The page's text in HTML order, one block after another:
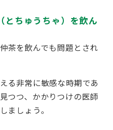
とちゅうちゃ）を飲ん
茶を飲んでも問題とされ
る非常に敏感な時期であ
つつ、かかりつけの医師
ましょう。